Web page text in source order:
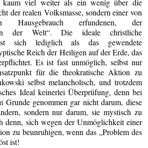
kaum viel weiter als ein wenig über die
der realen Volksmasse, sondern einer von
erfundenen, der
der Welt“. Die ideale christliche
sich lediglich als das gewendete
Reich der Heiligen auf der Erde, das
Es ist fast unmöglich, selbst nur
für die theokratische Aktion zu
selbst melancholisch, und trotzdem
Ideal keinerlei Überprüfung, denn bei
Grunde genommen gar nicht darum, diese
sondern nur darum, sie mystisch zu
denn, sich wegen der Unmöglichkeit einer
zu beunruhigen, wenn das „Problem des
ist!